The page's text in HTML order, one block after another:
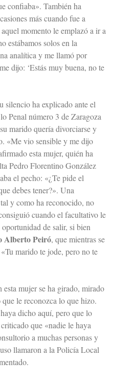
confiaba». También ha
más cuando fue a
momento le emplazó a ir a
estábamos solos en la
analítica y me llamó por
dijo: ‘Estás muy buena, no te
silencio ha explicado ante el
Penal número 3 de Zaragoza
marido quería divorciarse y
«Me vio sensible y me dijo
esta mujer, quién ha
Pedro Florentino González
el pecho: «¿Te pide el
debes tener?». Una
y como ha reconocido, no
cuando el facultativo le
de salir, si bien
Alberto Peiró, que mientras se
marido te jode, pero no te
mujer se ha girado, mirado
le reconozca lo que hizo.
dicho aquí, pero que lo
que «nadie le haya
a muchas personas y
llamaron a la Policía Local